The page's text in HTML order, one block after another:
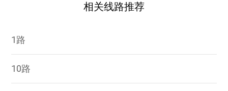
相关线路推荐
1路
10路